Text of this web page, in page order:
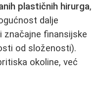
plastičnih hirurga,
dalje
značajne finansijske
od složenosti).
okoline, već